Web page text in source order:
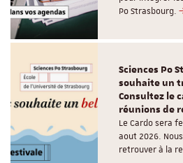
Po Strasbourg.
Sciences Po
souhaite un
Consultez le
réunions de
Le Cardo sera
aout 2026.
retrouver à la